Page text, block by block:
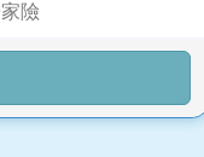
險